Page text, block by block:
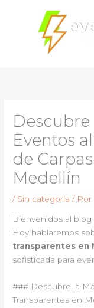
contenido
Eventos
de
Medellín
/ Sin categoría / Por
Bienvenidos al
Hoy hablaremos
transparentes en
sofisticada para
### Descubre la
Transparentes en